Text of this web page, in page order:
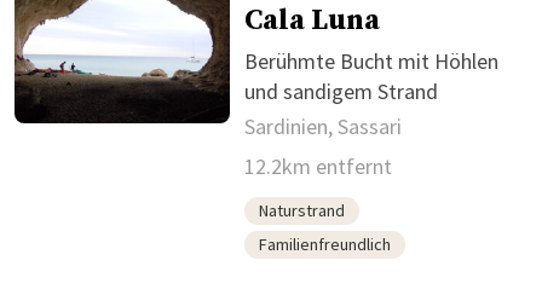
Cala Luna
Berühmte Bucht mit Höhlen
und sandigem Strand
Sardinien, Sassari
12.2km entfernt
Naturstrand
Familienfreundlich